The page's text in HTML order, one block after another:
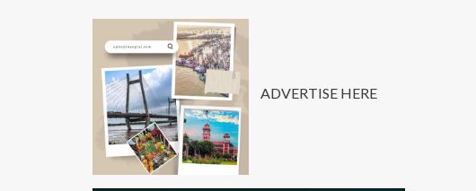
ADVERTISE HERE